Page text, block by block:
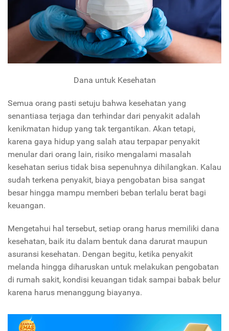
Dana untuk Kesehatan
Semua orang pasti setuju bahwa kesehatan yang
senantiasa terjaga dan terhindar dari penyakit adalah
kenikmatan hidup yang tak tergantikan. Akan tetapi,
karena gaya hidup yang salah atau terpapar penyakit
menular dari orang lain, risiko mengalami masalah
kesehatan serius tidak bisa sepenuhnya dihilangkan. Kalau
sudah terkena penyakit, biaya pengobatan bisa sangat
besar hingga mampu memberi beban terlalu berat bagi
keuangan.
Mengetahui hal tersebut, setiap orang harus memiliki dana
kesehatan, baik itu dalam bentuk dana darurat maupun
asuransi kesehatan. Dengan begitu, ketika penyakit
melanda hingga diharuskan untuk melakukan pengobatan
di rumah sakit, kondisi keuangan tidak sampai babak belur
karena harus menanggung biayanya.